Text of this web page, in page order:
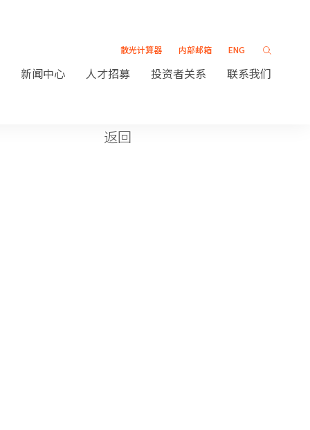
新闻中心 人才招募 投资者关系 联系我们
散光计算器 内部邮箱 ENG
返回